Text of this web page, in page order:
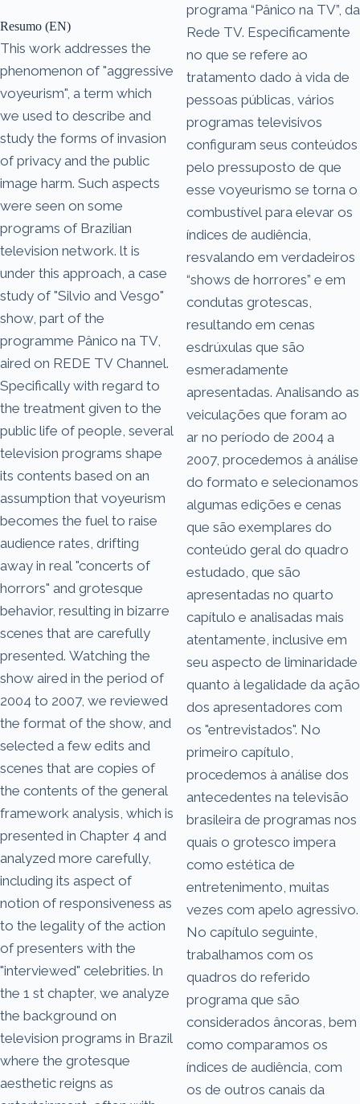
Resumo (EN)
This work addresses the
phenomenon of "aggressive
voyeurism", a term which
we used to describe and
study the forms of invasion
of privacy and the public
image harm. Such aspects
were seen on some
programs of Brazilian
television network. lt is
under this approach, a case
study of "Silvio and Vesgo"
show, part of the
programme Pânico na TV,
aired on REDE TV Channel.
Specifically with regard to
the treatment given to the
public life of people, several
television programs shape
its contents based on an
assumption that voyeurism
becomes the fuel to raise
audience rates, drifting
away in real "concerts of
horrors" and grotesque
behavior, resulting in bizarre
scenes that are carefully
presented. Watching the
show aired in the period of
2004 to 2007, we reviewed
the format of the show, and
selected a few edits and
scenes that are copies of
the contents of the general
framework analysis, which is
presented in Chapter 4 and
analyzed more carefully,
including its aspect of
notion of responsiveness as
to the legality of the action
of presenters with the
"interviewed" celebrities. ln
the 1 st chapter, we analyze
the background on
television programs in Brazil
where the grotesque
aesthetic reigns as
programa “Pânico na TV”, da
Rede TV. Especificamente
no que se refere ao
tratamento dado à vida de
pessoas públicas, vários
programas televisivos
configuram seus conteúdos
pelo pressuposto de que
esse voyeurismo se torna o
combustível para elevar os
índices de audiência,
resvalando em verdadeiros
“shows de horrores” e em
condutas grotescas,
resultando em cenas
esdrúxulas que são
esmeradamente
apresentadas. Analisando as
veiculações que foram ao
ar no período de 2004 a
2007, procedemos à análise
do formato e selecionamos
algumas edições e cenas
que são exemplares do
conteúdo geral do quadro
estudado, que são
apresentadas no quarto
capítulo e analisadas mais
atentamente, inclusive em
seu aspecto de liminaridade
quanto à legalidade da ação
dos apresentadores com
os "entrevistados". No
primeiro capítulo,
procedemos à análise dos
antecedentes na televisão
brasileira de programas nos
quais o grotesco impera
como estética de
entretenimento, muitas
vezes com apelo agressivo.
No capítulo seguinte,
trabalhamos com os
quadros do referido
programa que são
considerados âncoras, bem
como comparamos os
índices de audiência, com
os de outros canais da